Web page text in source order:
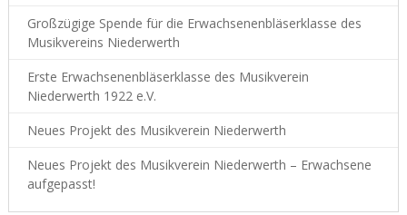
Großzügige Spende für die Erwachsenenbläserklasse des
Musikvereins Niederwerth
Erste Erwachsenenbläserklasse des Musikverein
Niederwerth 1922 e.V.
Neues Projekt des Musikverein Niederwerth
Neues Projekt des Musikverein Niederwerth – Erwachsene
aufgepasst!